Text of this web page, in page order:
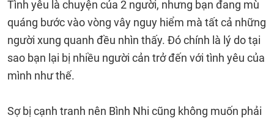
Tình yêu là chuyện của 2 người, nhưng bạn đang mù
quáng bước vào vòng vây nguy hiểm mà tất cả những
người xung quanh đều nhìn thấy. Đó chính là lý do tại
sao bạn lại bị nhiều người cản trở đến với tình yêu của
mình như thế.
Sợ bị cạnh tranh nên Bình Nhi cũng không muốn phải